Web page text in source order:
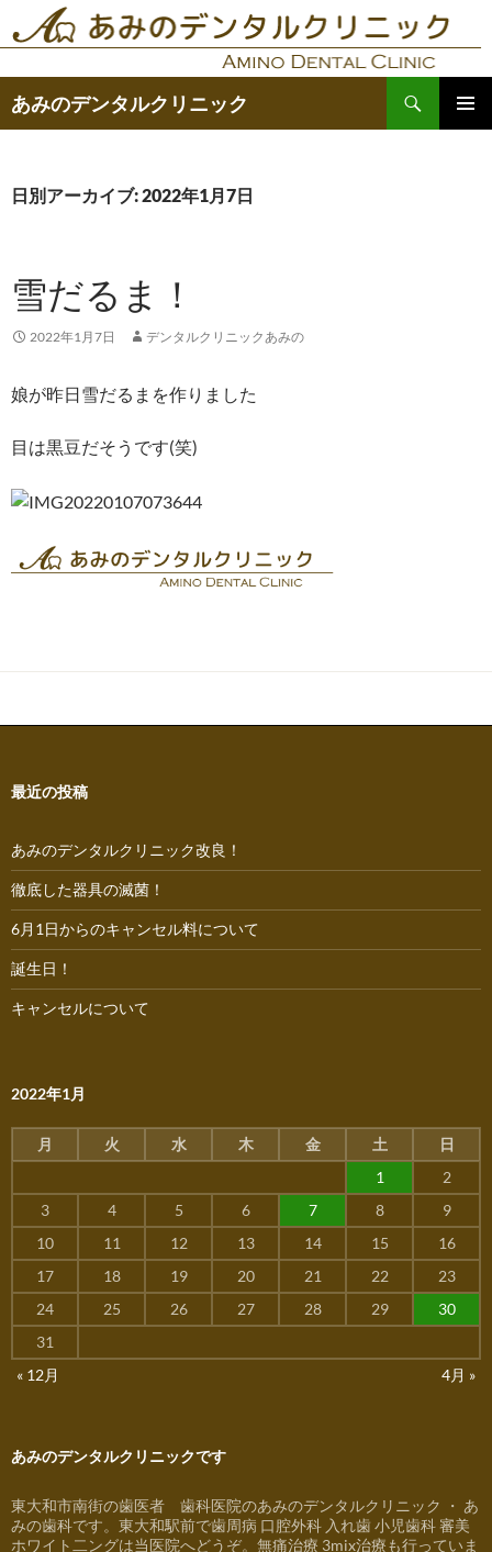
ン
ツ
キ
あみのデンタルクリニック
索
日別アーカイブ: 2022年1月7日
雪だるま！
2022年1月7日 デンタルクリニックあみの
娘が昨日雪だるまを作りました
目は黒豆だそうです(笑)
最近の投稿
あみのデンタルクリニック改良！
徹底した器具の滅菌！
6月1日からのキャンセル料について
誕生日！
キャンセルについて
2022年1月
月 火 水 木 金 土
日
1
2
3
4 5 6 7 8
9
10
11 12 13 14 15
16
17
18 19 20 21 22
23
24
25 26 27 28 29
30
31
« 12月
4月 »
あみのデンタルクリニックです
東大和市南街の歯医者 歯科医院のあみのデンタルクリニック ・ あ
みの歯科です。東大和駅前で歯周病 口腔外科 入れ歯 小児歯科 審美
ホワイト二ングは当医院へどうぞ。無痛治療 3mix治療も行っていま